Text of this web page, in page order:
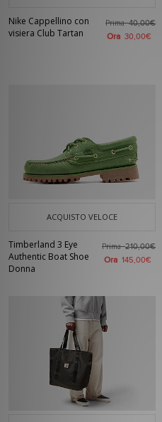
Nike Cappellino con
visiera Club Tartan
Prima40,00€
Ora 30,00€
ACQUISTO VELOCE
Timberland 3 Eye
Authentic Boat Shoe
Donna
Prima210,00€
Ora 145,00€